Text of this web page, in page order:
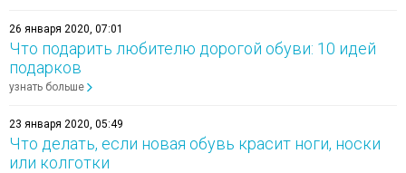
26 января 2020, 07:01
Что подарить любителю дорогой обуви: 10 идей
подарков
узнать больше
23 января 2020, 05:49
Что делать, если новая обувь красит ноги, носки
или колготки